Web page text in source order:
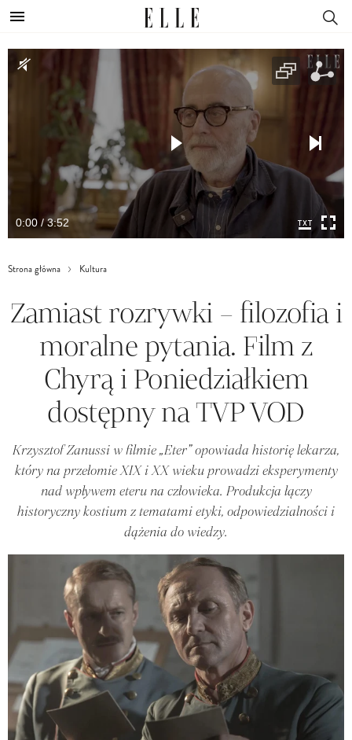
0:00 / 3:52
Strona główna Kultura
Zamiast rozrywki – filozofia i
moralne pytania. Film z
Chyrą i Poniedziałkiem
dostępny na TVP VOD
Krzysztof Zanussi w filmie „Eter” opowiada historię lekarza,
który na przełomie XIX i XX wieku prowadzi eksperymenty
nad wpływem eteru na człowieka. Produkcja łączy
historyczny kostium z tematami etyki, odpowiedzialności i
dążenia do wiedzy.